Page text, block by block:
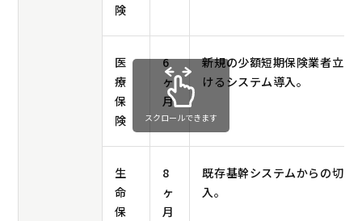
険
医
療
保
険
6
ヶ
月
新規の少額短期保険業者立ち
けるシステム導入。
生
命
保
8
ヶ
月
既存基幹システムからの切り
入。
スクロールできます